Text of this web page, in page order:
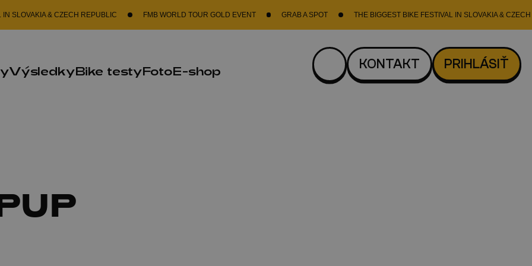
& CZECH REPUBLIC FMB WORLD TOUR GOLD EVENT GRAB A SPOT THE BIGGEST BIKE FESTIVAL IN SLOVAKIA & CZECH REPUBLIC
VýsledkyBike testyFotoE-shop
KONTAKT PRIHLÁSIŤ